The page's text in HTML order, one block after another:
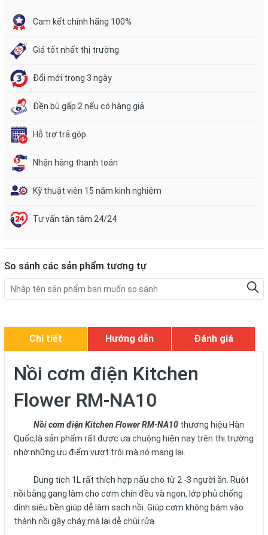
Cam kết chính hãng 100%
Giá tốt nhất thị trường
Đổi mới trong 3 ngày
Đền bù gấp 2 nếu có hàng giả
Hỗ trợ trả góp
Nhận hàng thanh toán
Kỹ thuật viên 15 năm kinh nghiệm
Tư vấn tận tâm 24/24
So sánh các sản phẩm tương tự
Chi tiết Hướng dẫn Đánh giá
Nồi cơm điện Kitchen
Flower RM-NA10
Nồi cơm điện Kitchen Flower RM-NA10 thương hiệu Hàn
Quốc,là sản phẩm rất được ưa chuộng hiện nay trên thị trường
nhờ những ưu điểm vượt trội mà nó mang lại.
Dung tích 1L rất thích hợp nấu cho từ 2 -3 người ăn. Ruột
nồi bằng gang làm cho cơm chín đều và ngon, lớp phủ chống
dính siêu bền giúp dễ làm sạch nồi. Giúp cơm không bám vào
thành nồi gây cháy mà lại dễ chùi rửa.